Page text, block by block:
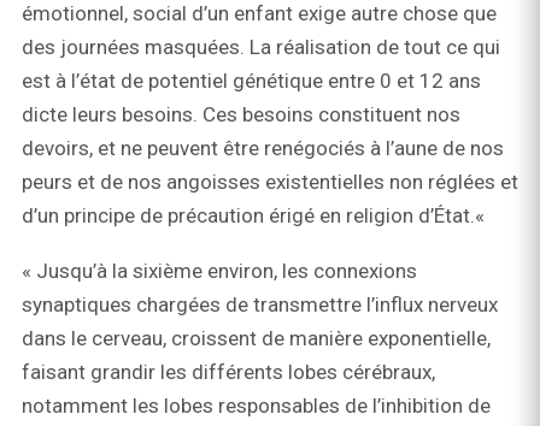
émotionnel, social d’un enfant exige autre chose que
des journées masquées. La réalisation de tout ce qui
est à l’état de potentiel génétique entre 0 et 12 ans
dicte leurs besoins. Ces besoins constituent nos
devoirs, et ne peuvent être renégociés à l’aune de nos
peurs et de nos angoisses existentielles non réglées et
d’un principe de précaution érigé en religion d’État.«
« Jusqu’à la sixième environ, les connexions
synaptiques chargées de transmettre l’influx nerveux
dans le cerveau, croissent de manière exponentielle,
faisant grandir les différents lobes cérébraux,
notamment les lobes responsables de l’inhibition de